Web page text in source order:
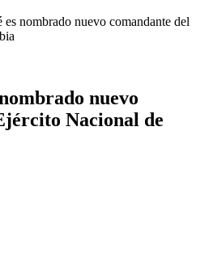
nombrado nuevo comandante del
nuevo
Nacional de